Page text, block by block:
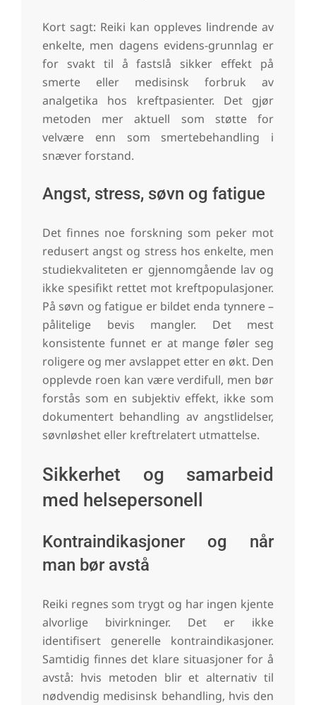
Kort sagt: Reiki kan oppleves lindrende av
enkelte, men dagens evidens-grunnlag er
for svakt til å fastslå sikker effekt på
smerte eller medisinsk forbruk av
analgetika hos kreftpasienter. Det gjør
metoden mer aktuell som støtte for
velvære enn som smertebehandling i
snæver forstand.
Angst, stress, søvn og fatigue
Det finnes noe forskning som peker mot
redusert angst og stress hos enkelte, men
studiekvaliteten er gjennomgående lav og
ikke spesifikt rettet mot kreftpopulasjoner.
På søvn og fatigue er bildet enda tynnere –
pålitelige bevis mangler. Det mest
konsistente funnet er at mange føler seg
roligere og mer avslappet etter en økt. Den
opplevde roen kan være verdifull, men bør
forstås som en subjektiv effekt, ikke som
dokumentert behandling av angstlidelser,
søvnløshet eller kreftrelatert utmattelse.
Sikkerhet og samarbeid
med helsepersonell
Kontraindikasjoner og når
man bør avstå
Reiki regnes som trygt og har ingen kjente
alvorlige bivirkninger. Det er ikke
identifisert generelle kontraindikasjoner.
Samtidig finnes det klare situasjoner for å
avstå: hvis metoden blir et alternativ til
nødvendig medisinsk behandling, hvis den